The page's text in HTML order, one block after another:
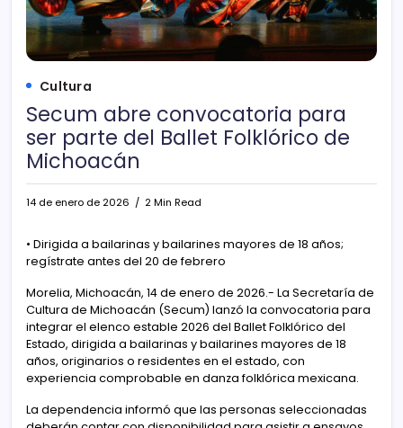
Cultura
Secum abre convocatoria para
ser parte del Ballet Folklórico de
Michoacán
14 de enero de 2026 2 Min Read
• Dirigida a bailarinas y bailarines mayores de 18 años;
regístrate antes del 20 de febrero
Morelia, Michoacán, 14 de enero de 2026.- La Secretaría de
Cultura de Michoacán (Secum) lanzó la convocatoria para
integrar el elenco estable 2026 del Ballet Folklórico del
Estado, dirigida a bailarinas y bailarines mayores de 18
años, originarios o residentes en el estado, con
experiencia comprobable en danza folklórica mexicana.
La dependencia informó que las personas seleccionadas